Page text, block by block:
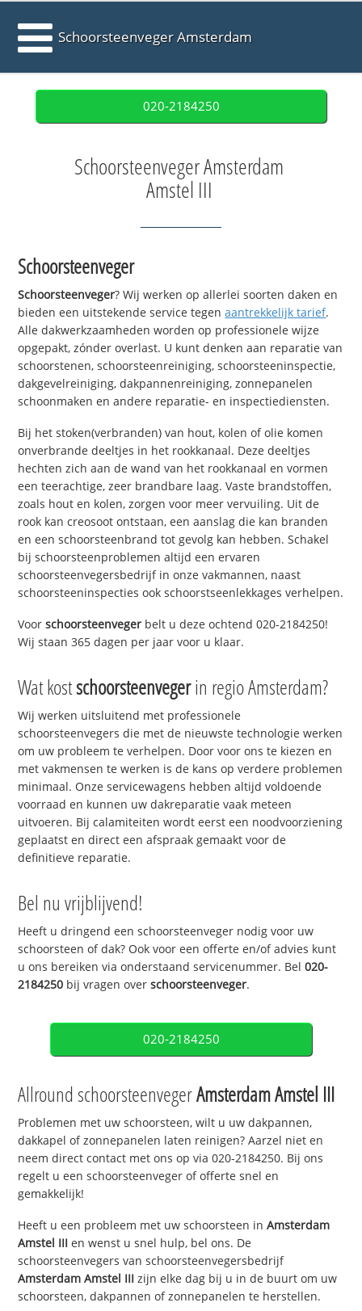
Schoorsteenveger Amsterdam
020-2184250
Schoorsteenveger Amsterdam
Amstel III
Schoorsteenveger
Schoorsteenveger? Wij werken op allerlei soorten daken en
bieden een uitstekende service tegenaantrekkelijk tarief.
Alle dakwerkzaamheden worden op professionele wijze
opgepakt, zónder overlast. U kunt denken aan reparatie van
schoorstenen, schoorsteenreiniging, schoorsteeninspectie,
dakgevelreiniging, dakpannenreiniging, zonnepanelen
schoonmaken en andere reparatie- en inspectiediensten.
Bij het stoken(verbranden) van hout, kolen of olie komen
onverbrande deeltjes in het rookkanaal. Deze deeltjes
hechten zich aan de wand van het rookkanaal en vormen
een teerachtige, zeer brandbare laag. Vaste brandstoffen,
zoals hout en kolen, zorgen voor meer vervuiling. Uit de
rook kan creosoot ontstaan, een aanslag die kan branden
en een schoorsteenbrand tot gevolg kan hebben. Schakel
bij schoorsteenproblemen altijd een ervaren
schoorsteenvegersbedrijf in onze vakmannen, naast
schoorsteeninspecties ook schoorstseenlekkages verhelpen.
Voorschoorsteenveger belt u deze ochtend 020-2184250!
Wij staan 365 dagen per jaar voor u klaar.
Wat kostschoorsteenvegerin regio Amsterdam?
Wij werken uitsluitend met professionele
schoorsteenvegers die met de nieuwste technologie werken
om uw probleem te verhelpen. Door voor ons te kiezen en
met vakmensen te werken is de kans op verdere problemen
minimaal. Onze servicewagens hebben altijd voldoende
voorraad en kunnen uw dakreparatie vaak meteen
uitvoeren. Bij calamiteiten wordt eerst een noodvoorziening
geplaatst en direct een afspraak gemaakt voor de
definitieve reparatie.
Bel nu vrijblijvend!
Heeft u dringend een schoorsteenveger nodig voor uw
schoorsteen of dak? Ook voor een offerte en/of advies kunt
u ons bereiken via onderstaand servicenummer. Bel020-
2184250 bij vragen overschoorsteenveger.
020-2184250
Allround schoorsteenvegerAmsterdam Amstel III
Problemen met uw schoorsteen, wilt u uw dakpannen,
dakkapel of zonnepanelen laten reinigen? Aarzel niet en
neem direct contact met ons op via 020-2184250. Bij ons
regelt u een schoorsteenveger of offerte snel en
gemakkelijk!
Heeft u een probleem met uw schoorsteen inAmsterdam
Amstel III en wenst u snel hulp, bel ons. De
schoorsteenvegers van schoorsteenvegersbedrijf
Amsterdam Amstel III zijn elke dag bij u in de buurt om uw
schoorsteen, dakpannen of zonnepanelen te herstellen.